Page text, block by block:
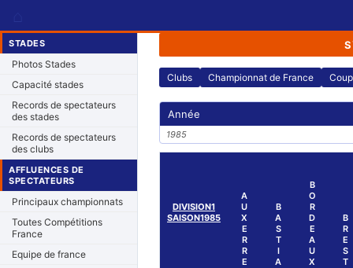
STADES
Photos Stades
Capacité stades
Records de spectateurs
des stades
Records de spectateurs
des clubs
AFFLUENCES DE
SPECTATEURS
Principaux championnats
Toutes Compétitions
France
Equipe de france
Clubs Championnat de France
Année
1985
DIVISION1
SAISON1985
A
U
X
E
R
R
E
B
A
S
T
I
A
B
O
R
D
E
A
U
X
B
R
E
S
T